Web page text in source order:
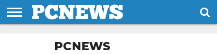
CODURI/LICENTEPCNEWS